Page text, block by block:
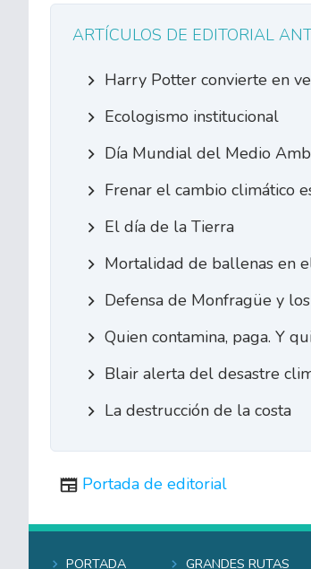
ARTÍCULOS DE EDITORIAL
Harry Potter convierte en
Ecologismo institucional
Día Mundial del Medio
Frenar el cambio climático
El día de la Tierra
Mortalidad de ballenas en
Defensa de Monfragüe y
Quien contamina, paga. Y
Blair alerta del desastre
La destrucción de la costa
Portada de editorial
Portada Grandes rutas